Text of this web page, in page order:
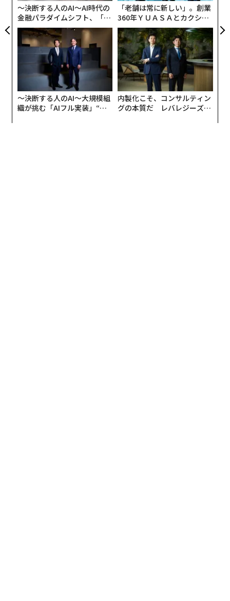
〜決断する人のAI〜AI時代の
金融パラダイムシフト、「超
個別化」の核心 【MUFG×ウ
ェルスナビ×PwC】
「老舗は常に新しい」。創業
360年ＹＵＡＳＡとカクシン
CEO田尻望が語る、AIを超え
る人の価値
〜決断する人のAI〜大規模組
織が挑む「AIフル実装」“使
内製化こそ、コンサルティン
グの本質だ レバレジーズが